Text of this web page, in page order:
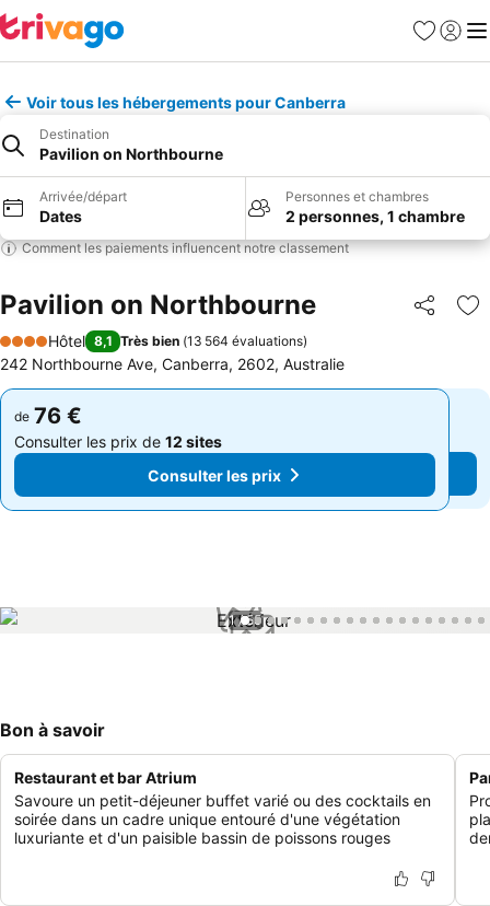
Favoris
Se
Voir tous les hébergements pour Canberra
Destination
Pavilion on Northbourne
Arrivée/départ
Dates
Personnes et chambres
2 personnes, 1 chambre
Comment les paiements influencent notre classement
Pavilion on Northbourne Partager
4 Étoiles
Hôtel 8,1 Très bien (13 564 évaluations)
242 Northbourne Ave, Canberra, 2602, Australie
de 76 €
Consulter les prix de 12 sites
Consulter les prix
de 76 €
Consulter les prix de 12 sites
Consulter les prix
1 / 55
Bon à savoir
Restaurant et bar Atrium
Savoure un petit-déjeuner buffet varié ou des cocktails en
soirée dans un cadre unique entouré d'une végétation
luxuriante et d'un paisible bassin de poissons rouges